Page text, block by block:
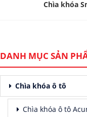
Chìa khóa
DANH MỤC SẢN
Chìa khóa ô tô
Chìa khóa ô tô